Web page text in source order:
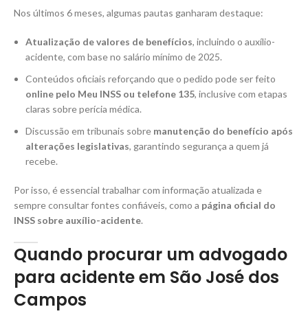
Nos últimos 6 meses, algumas pautas ganharam destaque:
Atualização de valores de benefícios, incluindo o auxílio-
acidente, com base no salário mínimo de 2025.
Conteúdos oficiais reforçando que o pedido pode ser feito
online pelo Meu INSS ou telefone 135, inclusive com etapas
claras sobre perícia médica.
Discussão em tribunais sobre manutenção do benefício após
alterações legislativas, garantindo segurança a quem já
recebe.
Por isso, é essencial trabalhar com informação atualizada e
sempre consultar fontes confiáveis, como a página oficial do
INSS sobre auxílio-acidente.
Quando procurar um advogado
para acidente em São José dos
Campos